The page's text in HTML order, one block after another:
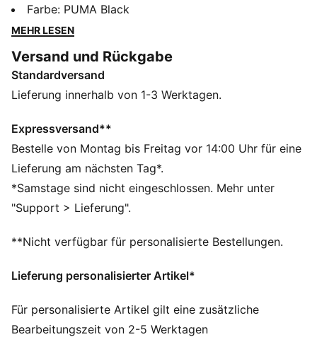
Materialien mit Vier-Wege-Stretch für
uneingeschränkte Bewegungsfreiheit. Dieses leichte,
mehreren Wiederholungen schweißfrei hält, ist dein
neuer Lieblings-Trainingspartner.
FEATURES + VORTEILE
vom Körper ableitet und dafür sorgt, dass du beim
Training schweißfrei bleibst
Hergestellt aus mindestens 90 % recycelten
Materialien.
DETAILS
Passform: Regulär
Ausschnitt: Rundhalsausschnitt
Länge: Regulär
Farbe: PUMA Black
MEHR LESEN
Versand und Rückgabe
Standardversand
Lieferung innerhalb von 1-3 Werktagen.
Expressversand**
Bestelle von Montag bis Freitag vor 14:00 Uhr für eine
Lieferung am nächsten Tag*.
*Samstage sind nicht eingeschlossen. Mehr unter
"Support > Lieferung".
**Nicht verfügbar für personalisierte Bestellungen.
Lieferung personalisierter Artikel*
Für personalisierte Artikel gilt eine zusätzliche
Bearbeitungszeit von 2-5 Werktagen